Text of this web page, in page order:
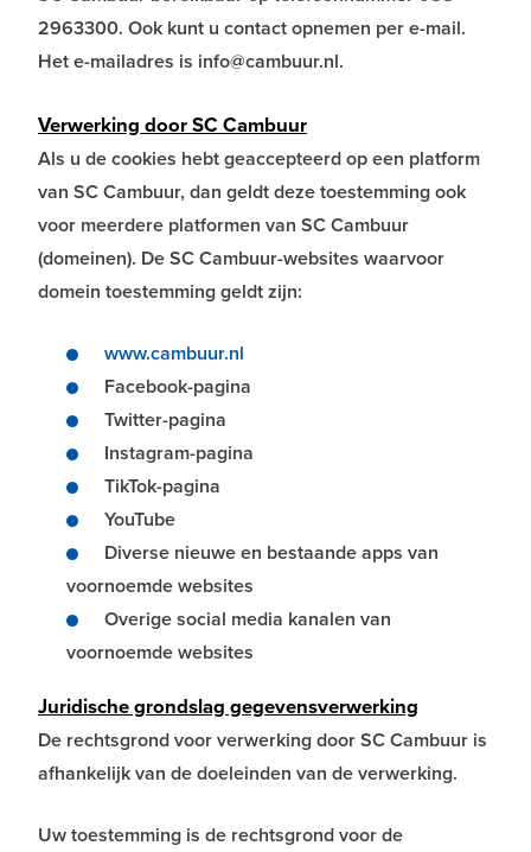
2963300. Ook kunt u contact opnemen per e-mail.
Het e-mailadres is info@cambuur.nl.
Verwerking door SC Cambuur
Als u de cookies hebt geaccepteerd op een platform
van SC Cambuur, dan geldt deze toestemming ook
voor meerdere platformen van SC Cambuur
(domeinen). De SC Cambuur-websites waarvoor
domein toestemming geldt zijn:
www.cambuur.nl
Facebook-pagina
Twitter-pagina
Instagram-pagina
TikTok-pagina
YouTube
Diverse nieuwe en bestaande apps van
voornoemde websites
Overige social media kanalen van
voornoemde websites
Juridische grondslag gegevensverwerking
De rechtsgrond voor verwerking door SC Cambuur is
afhankelijk van de doeleinden van de verwerking.
Uw toestemming is de rechtsgrond voor de